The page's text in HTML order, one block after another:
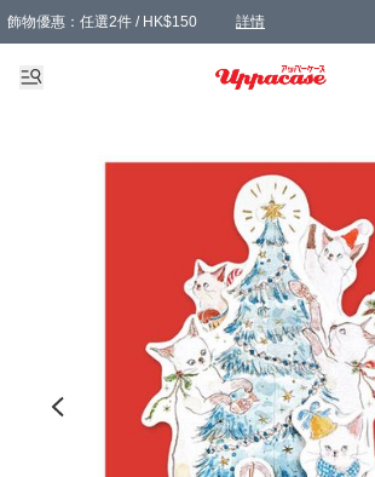
飾物優惠：任選2件 / HK$150 詳情
髮飾優惠：任選2件 / HK$100 詳情
精選襪子優惠：任選3對 / HK$115 詳情
滿額免運：本地訂單滿港幣350元可享免運費優惠